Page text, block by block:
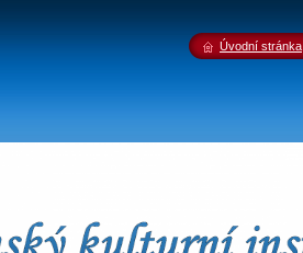
Úvodní stránka